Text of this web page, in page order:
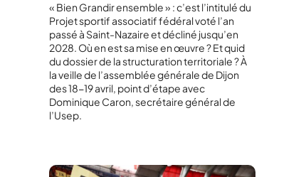
« Bien Grandir ensemble » : c’est l’intitulé du
Projet sportif associatif fédéral voté l’an
passé à Saint-Nazaire et décliné jusqu’en
2028. Où en est sa mise en œuvre ? Et quid
du dossier de la structuration territoriale ? À
la veille de l’assemblée générale de Dijon
des 18-19 avril, point d’étape avec
Dominique Caron, secrétaire général de
l’Usep.